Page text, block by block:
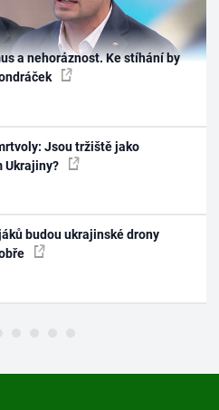
a nehoráznost. Ke stíhání by
Jsou tržiště jako
Ukrajiny?
budou ukrajinské drony